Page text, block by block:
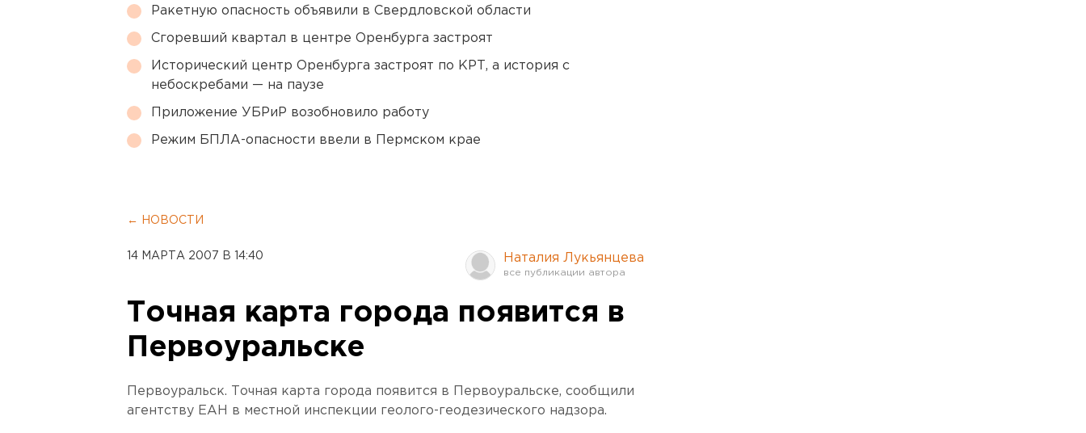
Ракетную опасность объявили в Свердловской области
Сгоревший квартал в центре Оренбурга застроят
Исторический центр Оренбурга застроят по КРТ, а история с
небоскребами — на паузе
Приложение УБРиР возобновило работу
Режим БПЛА-опасности ввели в Пермском крае
← НОВОСТИ
14 МАРТА 2007 В 14:40 Наталия Лукьянцева
Точная карта города появится в
Первоуральске
Первоуральск. Точная карта города появится в Первоуральске, сообщили
агентству ЕАН в местной инспекции геолого-геодезического надзора.